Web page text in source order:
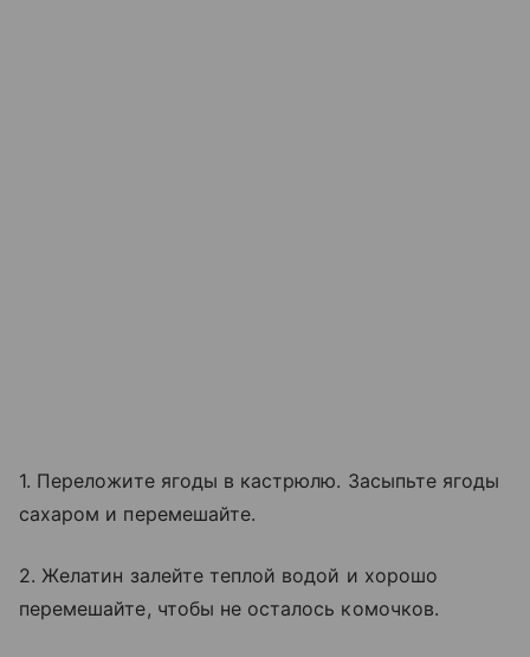
1. Переложите ягоды в кастрюлю. Засыпьте ягоды
сахаром и перемешайте.
2. Желатин залейте теплой водой и хорошо
перемешайте, чтобы не осталось комочков.